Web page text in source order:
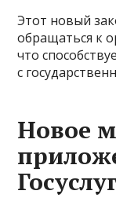
Этот новый
обращаться к
что
с
Новое